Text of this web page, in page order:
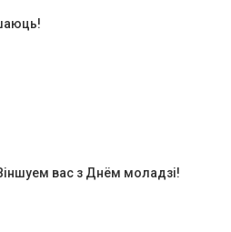
вас з Днём моладзі!